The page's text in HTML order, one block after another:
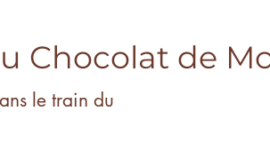
Chocolat de
le train du